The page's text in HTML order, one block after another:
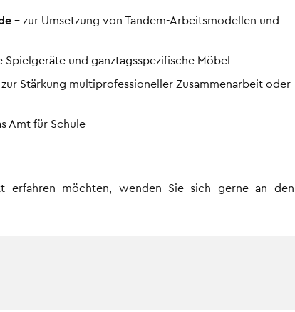
– zur Umsetzung von Tandem-Arbeitsmodellen und
Spielgeräte und ganztagsspezifische Möbel
Stärkung multiprofessioneller Zusammenarbeit oder
Amt für Schule
erfahren möchten, wenden Sie sich gerne an den